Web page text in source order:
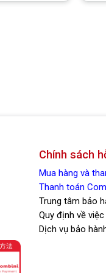
Yêu thích
Chính sách
Mua hàng và
Thanh toán
Trung tâm bảo
Quy định về
Dịch vụ bảo